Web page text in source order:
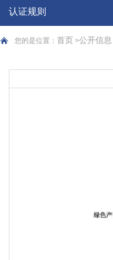
认证规则
您的是位置： 首页 >公开信息